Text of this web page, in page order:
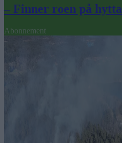
– Finner roen på hytta
Abonnement